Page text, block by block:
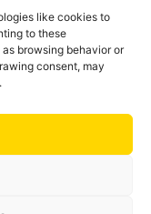
like cookies to
to these
browsing behavior or
consent, may
in Europe for Europe.